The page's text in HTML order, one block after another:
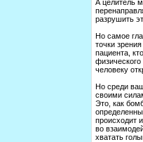
А целитель
разрушить
Но самое
точки
пациента,
человеку
Но среди
своими
Это, как
происходит
во
хватать